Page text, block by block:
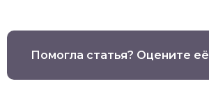
Помогла статья? Оцените её